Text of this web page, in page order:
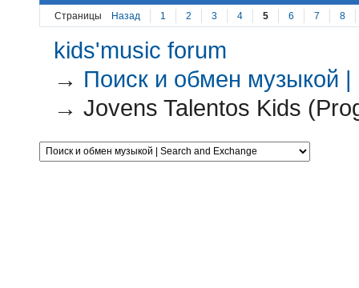
Страницы Назад 1 2 3 4 5 6 7 8
kids'music forum
→ Поиск и обмен музыкой
→Jovens Talentos Kids